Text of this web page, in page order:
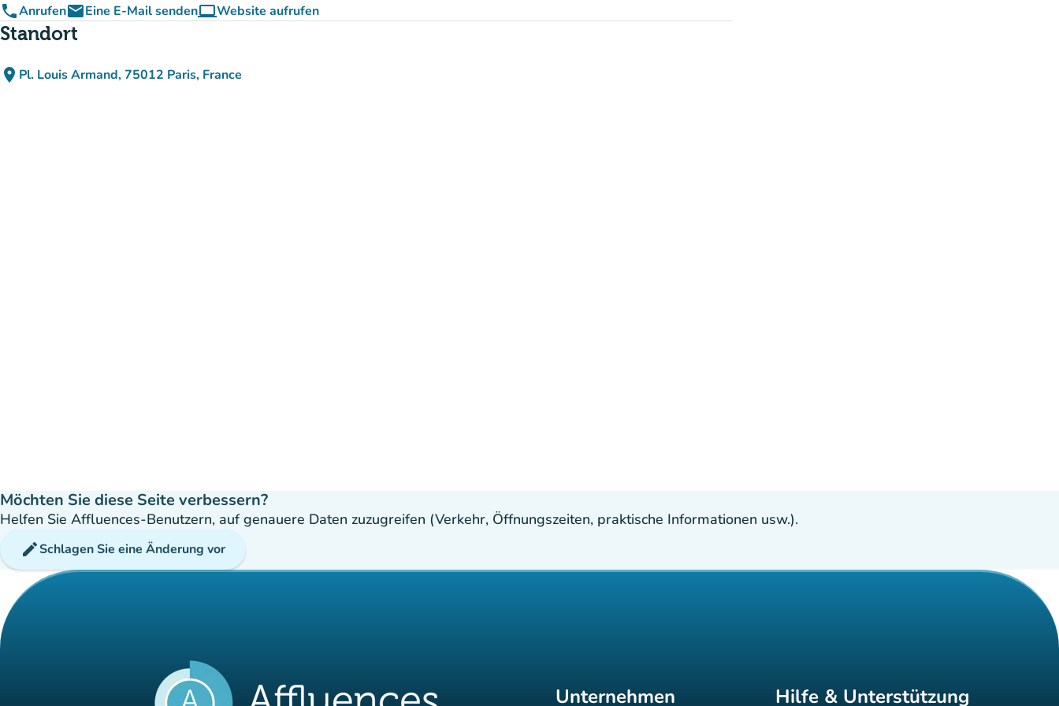
phoneAnrufenemailEine E-Mail sendencomputerWebsite aufrufen
(new tab)
Standort
place Pl. Louis Armand, 75012 Paris, France
(in Google Maps öffnen)
(new tab)
Möchten Sie diese Seite verbessern?
Helfen Sie Affluences-Benutzern, auf genauere Daten zuzugreifen (Verkehr, Öffnungszeiten, praktische Informationen usw.).
editSchlagen Sie eine Änderung vor
Unternehmen Hilfe & Unterstützung